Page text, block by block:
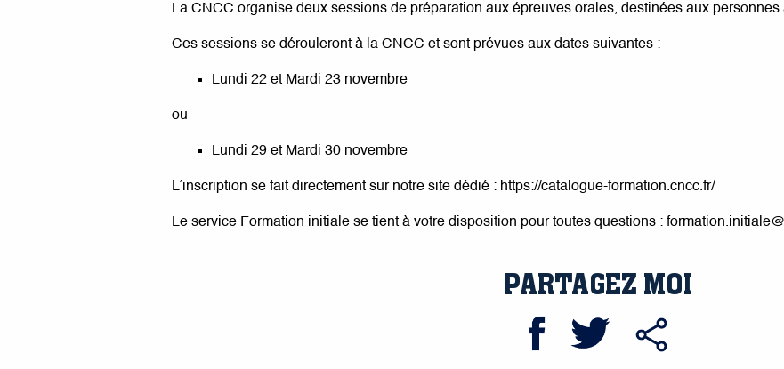
La CNCC organise deux sessions de préparation aux épreuves orales, destinées aux
Ces sessions se dérouleront à la CNCC et sont prévues aux dates suivantes :
Lundi 22 et Mardi 23 novembre
ou
Lundi 29 et Mardi 30 novembre
L’inscription se fait directement sur notre site dédié : https://catalogue-formation.cncc.fr/
Le service Formation initiale se tient à votre disposition pour toutes questions :
PARTAGEZ MOI